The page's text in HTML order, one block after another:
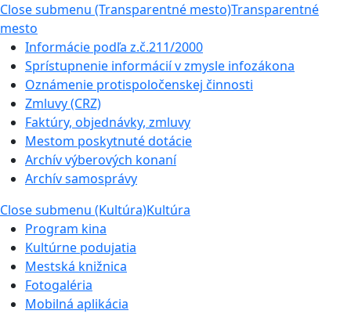
Close submenu (Transparentné mesto)Transparentné
mesto
Informácie podľa z.č.211/2000
Sprístupnenie informácií v zmysle infozákona
Oznámenie protispoločenskej činnosti
Zmluvy (CRZ)
Faktúry, objednávky, zmluvy
Mestom poskytnuté dotácie
Archív výberových konaní
Archív samosprávy
Close submenu (Kultúra)Kultúra
Program kina
Kultúrne podujatia
Mestská knižnica
Fotogaléria
Mobilná aplikácia